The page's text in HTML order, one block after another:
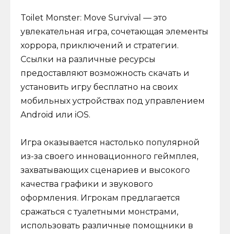
Toilet Monster: Move Survival — это
увлекательная игра, сочетающая элементы
хоррора, приключений и стратегии.
Ссылки на различные ресурсы
предоставляют возможность скачать и
установить игру бесплатно на своих
мобильных устройствах под управлением
Android или iOS.
Игра оказывается настолько популярной
из-за своего инновационного геймплея,
захватывающих сценариев и высокого
качества графики и звукового
оформления. Игрокам предлагается
сражаться с туалетными монстрами,
использовать различные помощники в